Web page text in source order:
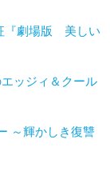
『劇場版 美しい
ッジィ＆クール
～輝かしき復讐